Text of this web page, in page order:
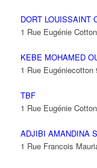
DORT LOUISSAINT
1 Rue Eugénie
KEBE MOHAMED
1 Rue
TBF
1 Rue Eugénie
ADJIBI AMANDINA
1 Rue Francois